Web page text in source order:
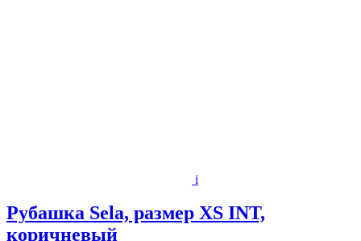
i
Рубашка Sela, размер XS INT,
коричневый